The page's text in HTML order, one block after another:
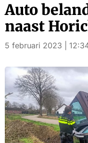
Auto
naast
5 februari 2023 |